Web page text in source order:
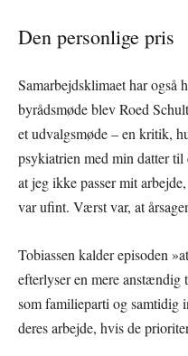
Den personlige pris
Samarbejdsklimaet har også
byrådsmøde blev Roed
et udvalgsmøde – en kritik,
psykiatrien med min datter
at jeg ikke passer mit
var ufint. Værst var, at
Tobiassen kalder episoden
efterlyser en mere
som familieparti og samtidig
deres arbejde, hvis de